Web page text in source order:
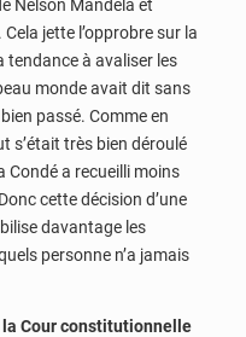
Nelson Mandela et
jette l’opprobre sur la
à avaliser les
monde avait dit sans
passé. Comme en
s’était très bien déroulé
Condé a recueilli moins
cette décision d’une
davantage les
personne n’a jamais
Cour constitutionnelle